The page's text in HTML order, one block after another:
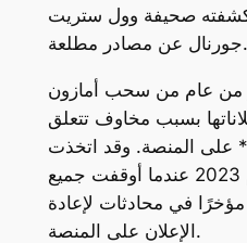
كشفته صحيفة وول ستريت
جورنال عن مصادر مطلعة.
من عام من سحب أمازون
بسبب مخاوف تتعلق
على المنصة. وقد اتخذت
آبل خطوة مماثلة في عام 2023 عندما أوقفت جميع
مؤخرًا في محادثات لإعادة
الإعلان على المنصة.